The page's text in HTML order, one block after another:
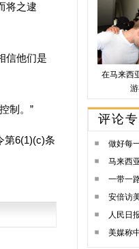
将之逮
信他们是
制。”
6(1)(c)条